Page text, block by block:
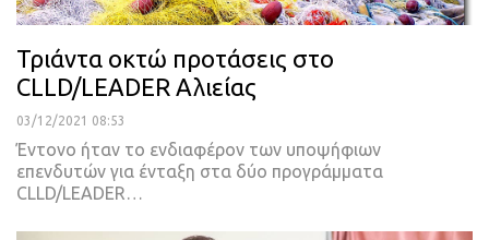
Τριάντα οκτώ προτάσεις στο
CLLD/LEADER Αλιείας
03/12/2021 08:53
Έντονο ήταν το ενδιαφέρον των υποψήφιων
επενδυτών για ένταξη στα δύο προγράμματα
CLLD/LEADER